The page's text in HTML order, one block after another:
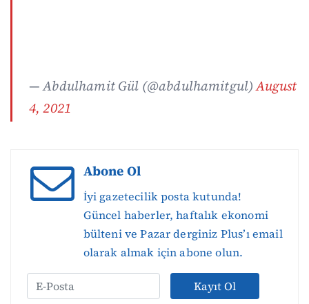
— Abdulhamit Gül (@abdulhamitgul)August
4, 2021
Abone Ol
İyi gazetecilik posta kutunda!
Güncel haberler, haftalık ekonomi
bülteni ve Pazar derginiz Plus’ı email
olarak almak için abone olun.
Kayıt Ol